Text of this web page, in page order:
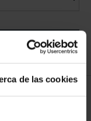
de las cookies